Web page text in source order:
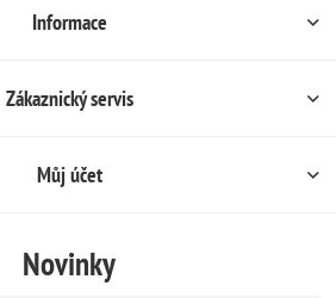
Informace
Zákaznický servis
Můj účet
Novinky